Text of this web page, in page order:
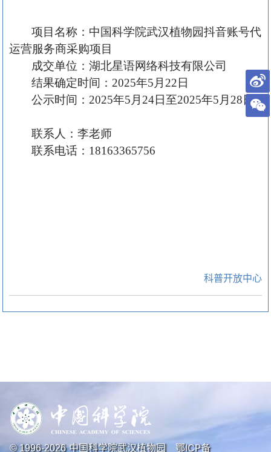
项目名称：中国科学院武汉植物园抖音账号代
运营服务商采购项目
成交单位 ： 湖北星语网络科技有限公司
结果确定时间： 2025年5 月 22日
公示时间： 2025年5 月 24日至2025年5 月 28日
联系人：李老师
联系电话： 18163365756
科普开放中心
© 1996-2026中国科学院武汉植物园 鄂ICP备